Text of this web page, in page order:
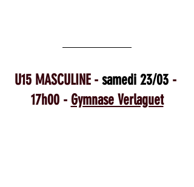
U15 MASCULINE - samedi 23/03 -
17h00 - Gymnase Verlaguet